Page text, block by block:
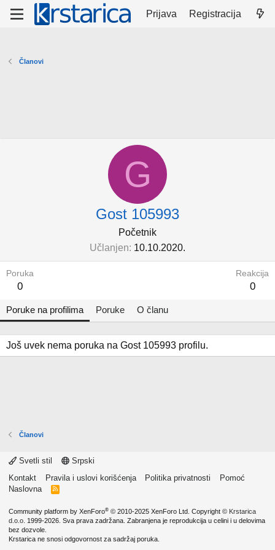
Prijava Registracija
Članovi
G
Gost 105993
Početnik
Učlanjen 10.10.2020.
Poruka
0
Reakcija
0
Poruke na profilima Poruke O članu
Još uvek nema poruka na Gost 105993 profilu.
Članovi
Svetli stil
Srpski
Kontakt
Pravila i uslovi korišćenja Politika privatnosti
Pomoć
Naslovna
R
Community platform by XenForo® © 2010-2025 XenForo Ltd. Copyright © Krstarica
d.o.o. 1999-2026. Sva prava zadržana. Zabranjena je reprodukcija u celini i u delovima
bez dozvole.
Krstarica ne snosi odgovornost za sadržaj poruka.